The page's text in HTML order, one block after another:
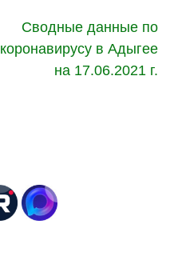
Сводные данные по
коронавирусу в Адыгее
на 17.06.2021 г.